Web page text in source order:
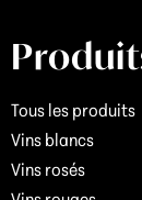
-
m
i
l
Tous les produits
Vins blancs
Vins rosés